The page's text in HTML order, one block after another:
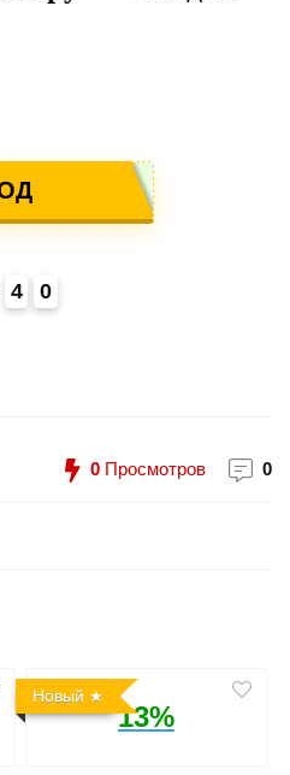
4 0
0 Просмотров 0
Новый
13%